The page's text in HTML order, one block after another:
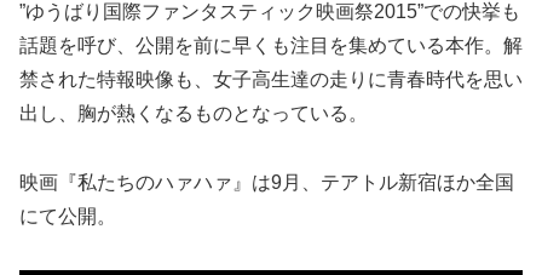
”ゆうばり国際ファンタスティック映画祭2015”での快挙も
話題を呼び、公開を前に早くも注目を集めている本作。解
禁された特報映像も、女子高生達の走りに青春時代を思い
出し、胸が熱くなるものとなっている。
映画『私たちのハァハァ』は9月、テアトル新宿ほか全国
にて公開。